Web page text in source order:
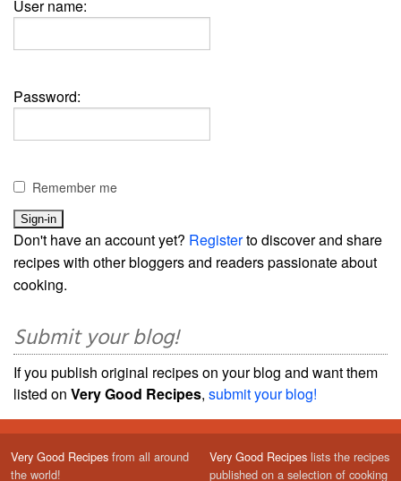
User name:
Password:
Remember me
Don't have an account yet? Registerto discover and share
recipes with other bloggers and readers passionate about
cooking.
Submit your blog!
If you publish original recipes on your blog and want them
listed on Very Good Recipes, submit your blog!
Very Good Recipes from all around
the world!
Very Good Recipes lists the recipes
published on a selection of cooking